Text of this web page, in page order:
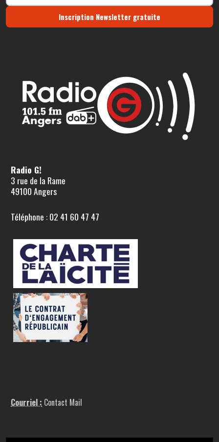
Inscription Newsletter gratuite
Radio G!
3 rue de la Rame
49100 Angers
Téléphone : 02 41 60 47 47
Courriel : Contact Mail